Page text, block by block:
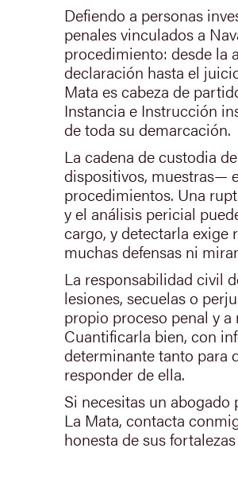
Defiendo a personas
penales vinculados a
procedimiento: desde la
declaración hasta el
Mata es cabeza de
Instancia e Instrucción
de toda su demarcación.
La cadena de custodia
dispositivos, muestras—
procedimientos. Una
y el análisis pericial
cargo, y detectarla exige
muchas defensas ni
La responsabilidad civil
lesiones, secuelas o
propio proceso penal y
Cuantificarla bien, con
determinante tanto para
responder de ella.
Si necesitas un
La Mata, contacta
honesta de sus